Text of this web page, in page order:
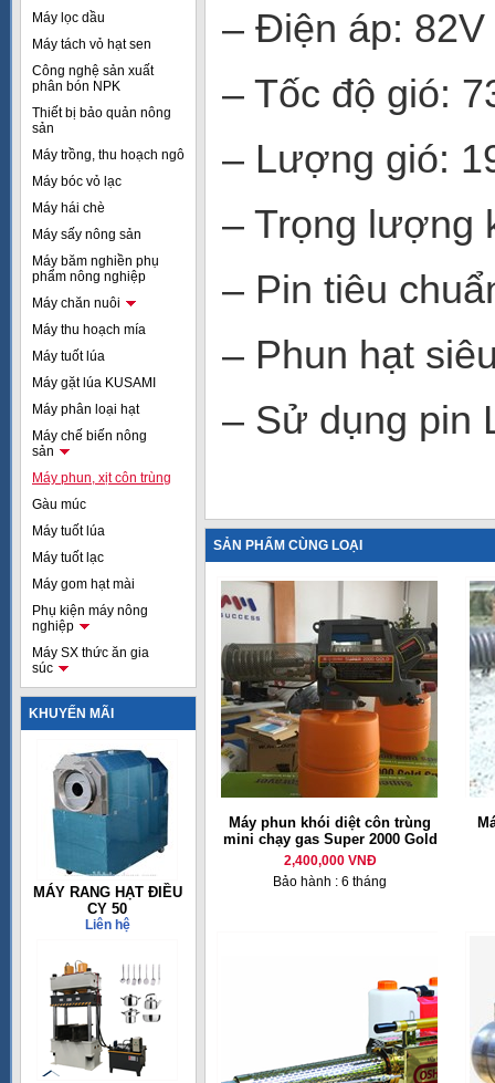
Máy lọc dầu
Máy tách vỏ hạt sen
Công nghệ sản xuất
phân bón NPK
Thiết bị bảo quản nông
sản
Máy trồng, thu hoạch ngô
Máy bóc vỏ lạc
Máy hái chè
Máy sấy nông sản
Máy băm nghiền phụ
phẩm nông nghiệp
Máy chăn nuôi
Máy thu hoạch mía
Máy tuốt lúa
Máy gặt lúa KUSAMI
Máy phân loại hạt
Máy chế biến nông
sản
Máy phun, xịt côn trùng
Gàu múc
Máy tuốt lúa
Máy tuốt lạc
Máy gom hạt mài
Phụ kiện máy nông
nghiệp
Máy SX thức ăn gia
súc
KHUYẾN MÃI
MÁY RANG HẠT ĐIỀU
CY 50
Liên hệ
– Điện áp: 82V
– Tốc độ gió:
– Lượng gió:
– Trọng lượng
– Pin tiêu
– Phun hạt
– Sử dụng pin
SẢN PHẨM CÙNG LOẠI
Máy phun khói diệt côn trùng
mini chạy gas Super 2000 Gold
2,400,000 VNĐ
Bảo hành : 6 tháng